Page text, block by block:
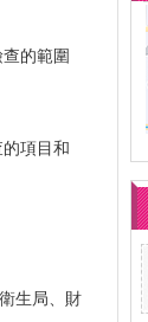
的範圍
項目和
生局、財